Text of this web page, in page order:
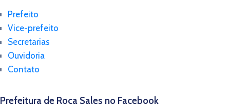
Prefeito
Vice-prefeito
Secretarias
Ouvidoria
Contato
Prefeitura de Roca Sales no Facebook